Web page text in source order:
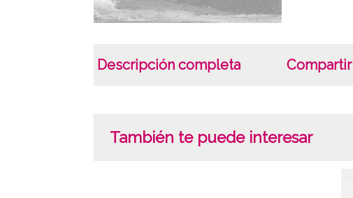
Descripción completa Compartir
También te puede interesar